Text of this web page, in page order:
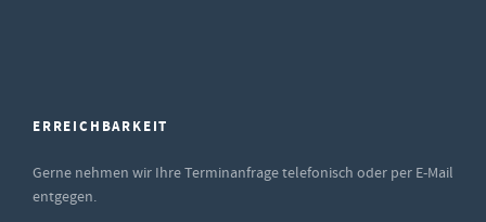
ERREICHBARKEIT
Gerne nehmen wir Ihre Terminanfrage telefonisch oder per E-Mail
entgegen.